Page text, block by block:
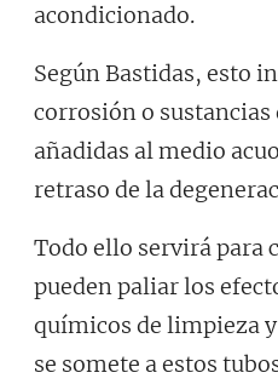
acondicionado.
Según Bastidas, esto
corrosión o sustancias
añadidas al medio
retraso de la
Todo ello servirá para
pueden paliar los
químicos de limpieza
se somete a estos